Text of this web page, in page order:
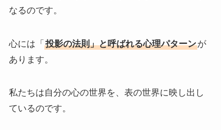
なるのです。
心には「 投影の法則」と呼ばれる心理パターンが
あります。
私たちは自分の心の世界を、表の世界に映し出し
ているのです。